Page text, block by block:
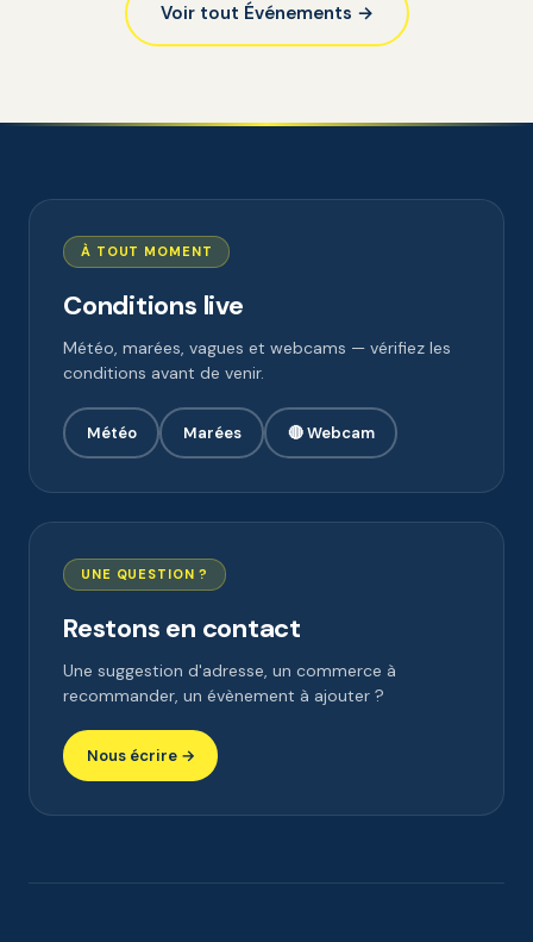
Voir tout Événements →
À TOUT MOMENT
Conditions live
Météo, marées, vagues et webcams — vérifiez les
conditions avant de venir.
Météo Marées 🔴 Webcam
UNE QUESTION ?
Restons en contact
Une suggestion d'adresse, un commerce à
recommander, un évènement à ajouter ?
Nous écrire →